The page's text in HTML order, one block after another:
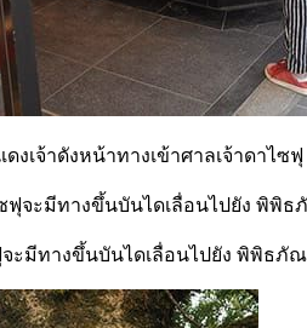
งเจ้าดังหน้าทางเข้าศาลเจ้าดาไซฟุ
จะมีทางขึ้นบันไดเลื่อนไปยัง พิพิธภั